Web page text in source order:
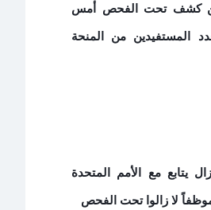
كشف تحت الفحص أمس
المستفيدين من المنحة
يتابع مع الأمم المتحدة